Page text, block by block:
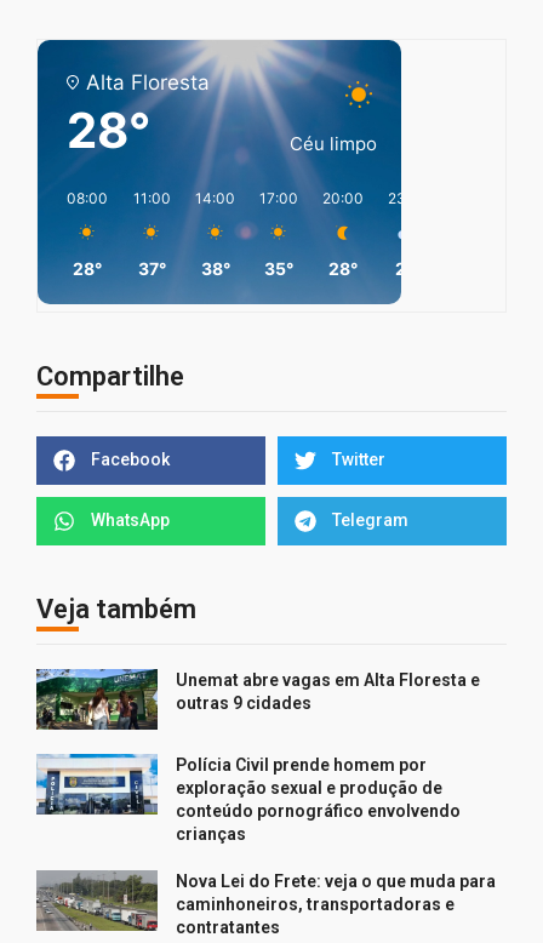
Alta Floresta
28° Céu limpo
08:00
28°
11:00
37°
14:00
38°
17:00
35°
20:00
28°
23:00
27°
Compartilhe
Facebook Twitter
WhatsApp Telegram
Veja também
Unemat abre vagas em Alta Floresta e
outras 9 cidades
Polícia Civil prende homem por
exploração sexual e produção de
conteúdo pornográfico envolvendo
crianças
Nova Lei do Frete: veja o que muda para
caminhoneiros, transportadoras e
contratantes